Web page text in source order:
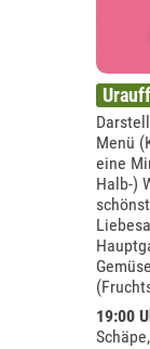
Menü
eine
Halb-)
19:00